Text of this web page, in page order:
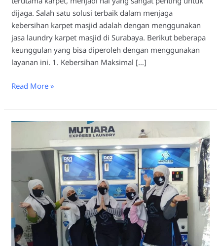
dijaga. Salah satu solusi terbaik dalam menjaga
kebersihan karpet masjid adalah dengan menggunakan
jasa laundry karpet masjid di Surabaya. Berikut beberapa
keunggulan yang bisa diperoleh dengan menggunakan
layanan ini. 1. Kebersihan Maksimal […]
Read More »
Masjid